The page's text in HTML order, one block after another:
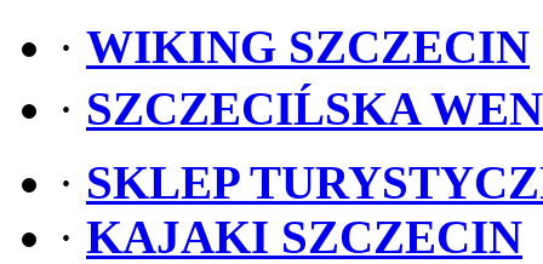
· WIKING SZCZECIN
· SZCZECIĹSKA
· SKLEP
· KAJAKI SZCZECIN